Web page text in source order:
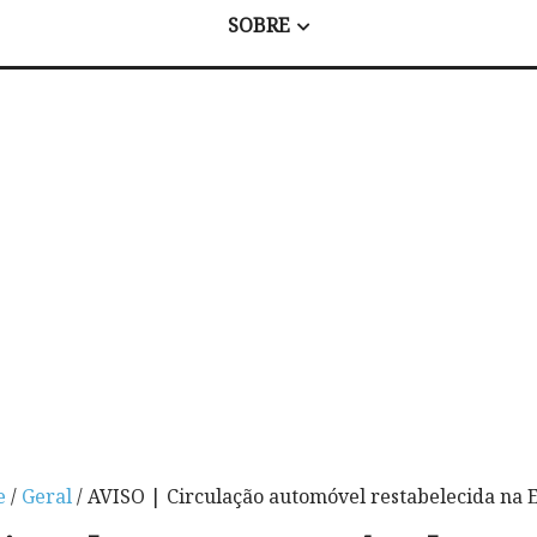
SOBRE
/ Geral/ AVISO | Circulação automóvel restabelecida na